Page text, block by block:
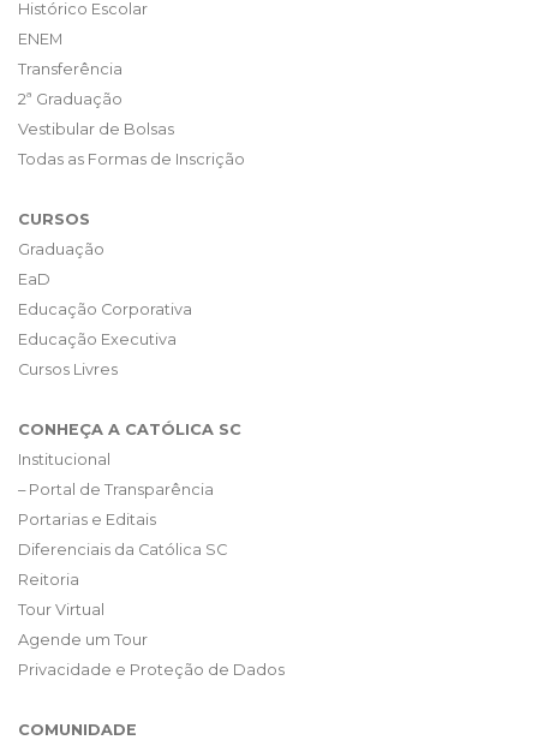
Histórico Escolar
ENEM
Transferência
2ª Graduação
Vestibular de Bolsas
Todas as Formas de Inscrição
CURSOS
Graduação
EaD
Educação Corporativa
Educação Executiva
Cursos Livres
CONHEÇA A CATÓLICA SC
Institucional
– Portal de Transparência
Portarias e Editais
Diferenciais da Católica SC
Reitoria
Tour Virtual
Agende um Tour
Privacidade e Proteção de Dados
COMUNIDADE